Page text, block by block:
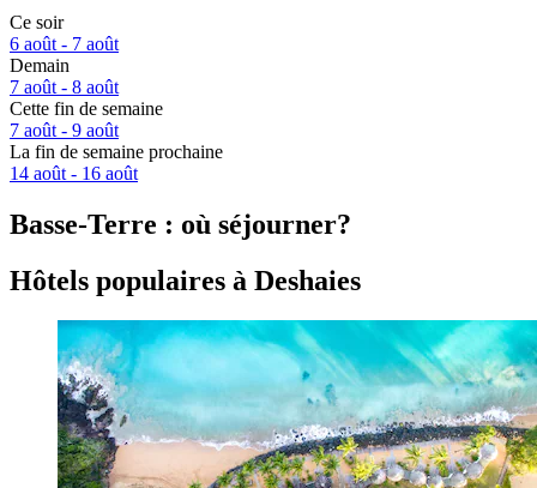
Ce soir
6 août - 7 août
Demain
7 août - 8 août
Cette fin de semaine
7 août - 9 août
La fin de semaine prochaine
14 août - 16 août
Basse-Terre : où séjourner?
Hôtels populaires à Deshaies